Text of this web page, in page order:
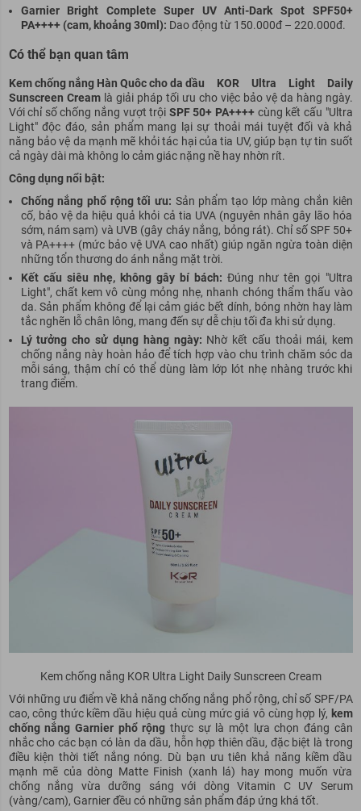
Garnier Bright Complete Super UV Anti-Dark Spot SPF50+
PA++++ (cam, khoảng 30ml): Dao động từ 150.000đ – 220.000đ.
Có thể bạn quan tâm
Kem chống nắng Hàn Quôc cho da dầu
KOR Ultra Light Daily
Sunscreen Creamlà giải pháp tối ưu cho việc bảo vệ da hàng ngày.
Với chỉ số chống nắng vượt trội SPF 50+ PA++++ cùng kết cấu "Ultra
Light" độc đáo, sản phẩm mang lại sự thoải mái tuyệt đối và khả
năng bảo vệ da mạnh mẽ khỏi tác hại của tia UV, giúp bạn tự tin suốt
cả ngày dài mà không lo cảm giác nặng nề hay nhờn rít.
Công dụng nổi bật:
Chống nắng phổ rộng tối ưu: Sản phẩm tạo lớp màng chắn kiên
cố, bảo vệ da hiệu quả khỏi cả tia UVA (nguyên nhân gây lão hóa
sớm, nám sạm) và UVB (gây cháy nắng, bỏng rát). Chỉ số SPF 50+
và PA++++ (mức bảo vệ UVA cao nhất) giúp ngăn ngừa toàn diện
những tổn thương do ánh nắng mặt trời.
Kết cấu siêu nhẹ, không gây bí bách: Đúng như tên gọi "Ultra
Light", chất kem vô cùng mỏng nhẹ, nhanh chóng thẩm thấu vào
da. Sản phẩm không để lại cảm giác bết dính, bóng nhờn hay làm
tắc nghẽn lỗ chân lông, mang đến sự dễ chịu tối đa khi sử dụng.
Lý tưởng cho sử dụng hàng ngày: Nhờ kết cấu thoải mái, kem
chống nắng này hoàn hảo để tích hợp vào chu trình chăm sóc da
mỗi sáng, thậm chí có thể dùng làm lớp lót nhẹ nhàng trước khi
trang điểm.
Kem chống nắng KOR Ultra Light Daily Sunscreen Cream
Với những ưu điểm về khả năng chống nắng phổ rộng, chỉ số SPF/PA
cao, công thức kiềm dầu hiệu quả cùng mức giá vô cùng hợp lý, kem
chống nắng Garnier phổ rộng thực sự là một lựa chọn đáng cân
nhắc cho các bạn có làn da dầu, hỗn hợp thiên dầu, đặc biệt là trong
điều kiện thời tiết nắng nóng. Dù bạn ưu tiên khả năng kiềm dầu
mạnh mẽ của dòng Matte Finish (xanh lá) hay mong muốn vừa
chống nắng vừa dưỡng sáng với dòng Vitamin C UV Serum
(vàng/cam), Garnier đều có những sản phẩm đáp ứng khá tốt.